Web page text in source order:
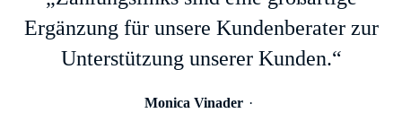
Ergänzung für unsere Kundenberater zur
Unterstützung unserer Kunden.“
Monica Vinader